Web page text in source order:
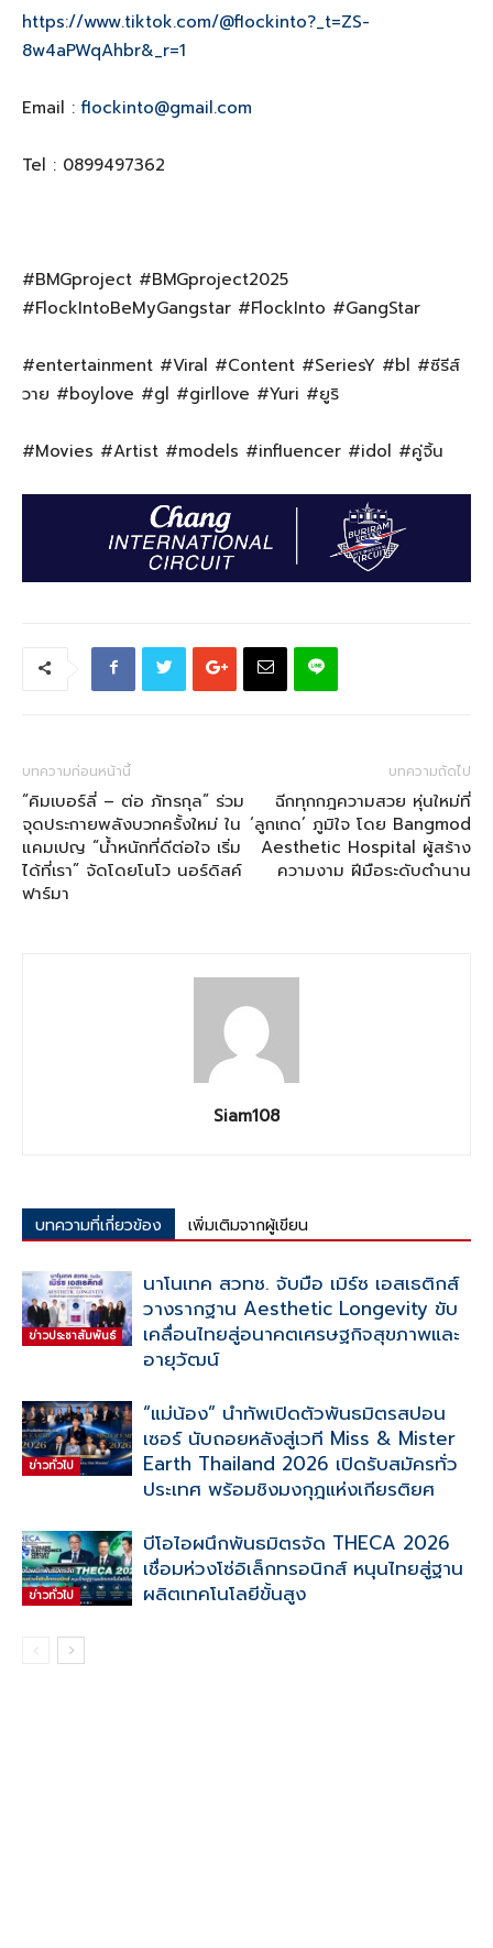
https://www.tiktok.com/@flockinto?_t=ZS-
8w4aPWqAhbr&_r=1
Email :flockinto@gmail.com
Tel : 0899497362
#BMGproject #BMGproject2025
#FlockIntoBeMyGangstar #FlockInto #GangStar
#entertainment #Viral #Content #SeriesY #bl #ซีรีส์
วาย #boylove #gl #girllove #Yuri #ยูริ
#Movies #Artist #models #influencer #idol #คู่จิ้น
บทความก่อนหน้านี้
“คิมเบอร์ลี่ – ต่อ ภัทรกุล” ร่วม
จุดประกายพลังบวกครั้งใหม่ ใน
แคมเปญ “น้ำหนักที่ดีต่อใจ เริ่ม
ได้ที่เรา” จัดโดยโนโว นอร์ดิสค์
ฟาร์มา
บทความถัดไป
ฉีกทุกกฎความสวย หุ่นใหม่ที่
‘ลูกเกด’ ภูมิใจ โดย Bangmod
Aesthetic Hospital ผู้สร้าง
ความงาม ฝีมือระดับตำนาน
Siam108
บทความที่เกี่ยวข้อง เพิ่มเติมจากผู้เขียน
ข่าวประชาสัมพันธ์
นาโนเทค สวทช. จับมือ เมิร์ซ เอสเธติกส์
วางรากฐาน Aesthetic Longevity ขับ
เคลื่อนไทยสู่อนาคตเศรษฐกิจสุขภาพและ
อายุวัฒน์
ข่าวทั่วไป
“แม่น้อง” นำทัพเปิดตัวพันธมิตรสปอน
เซอร์ นับถอยหลังสู่เวที Miss & Mister
Earth Thailand 2026 เปิดรับสมัครทั่ว
ประเทศ พร้อมชิงมงกุฎแห่งเกียรติยศ
ข่าวทั่วไป
บีโอไอผนึกพันธมิตรจัด THECA 2026
เชื่อมห่วงโซ่อิเล็กทรอนิกส์ หนุนไทยสู่ฐาน
ผลิตเทคโนโลยีขั้นสูง